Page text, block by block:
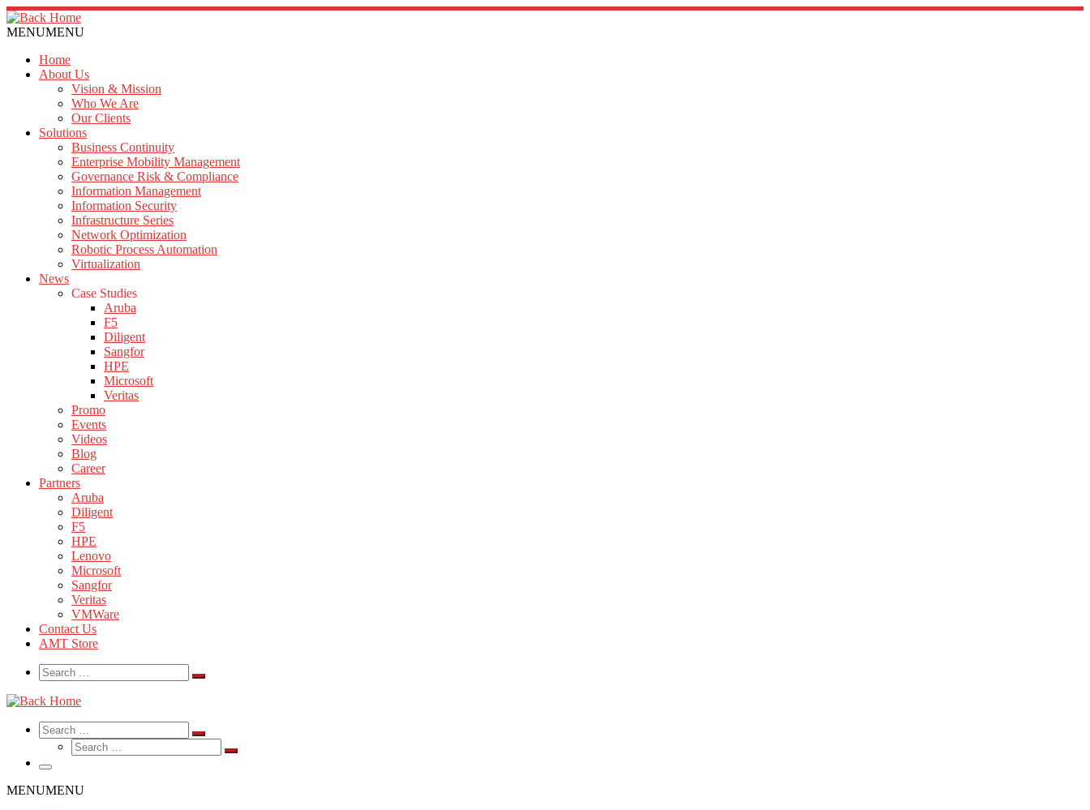
MENUMENU
Home
About Us
Vision & Mission
Who We Are
Our Clients
Solutions
Business Continuity
Enterprise Mobility Management
Governance Risk & Compliance
Information Management
Information Security
Infrastructure Series
Network Optimization
Robotic Process Automation
Virtualization
News
Case Studies
Aruba
F5
Diligent
Sangfor
HPE
Microsoft
Veritas
Promo
Events
Videos
Blog
Career
Partners
Aruba
Diligent
F5
HPE
Lenovo
Microsoft
Sangfor
Veritas
VMWare
Contact Us
AMT Store
Search
Search
MENUMENU